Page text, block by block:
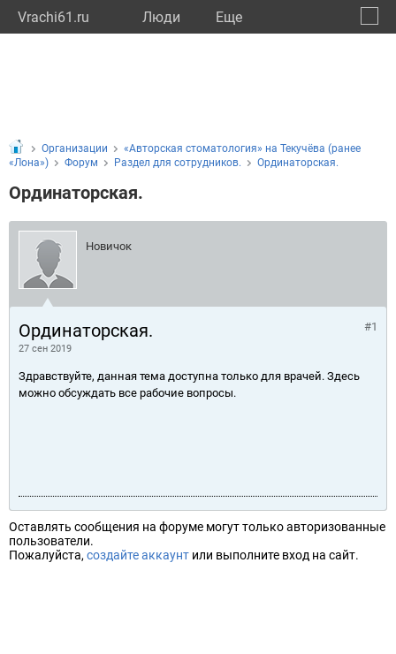
Vrachi61.ru Люди Eще
Организации
«Авторская стоматология» на Текучёва (ранее
«Лона»)
Форум Раздел для сотрудников. Ординаторская.
Ординаторская.
Новичок
Ординаторская.
27 сен 2019
#1
Здравствуйте, данная тема доступна только для врачей. Здесь
можно обсуждать все рабочие вопросы.
Оставлять сообщения на форуме могут только авторизованные
пользователи.
Пожалуйста, создайте аккаунт или выполните вход на сайт.